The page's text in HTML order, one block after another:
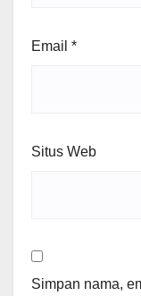
Email *
Situs Web
Simpan nama,